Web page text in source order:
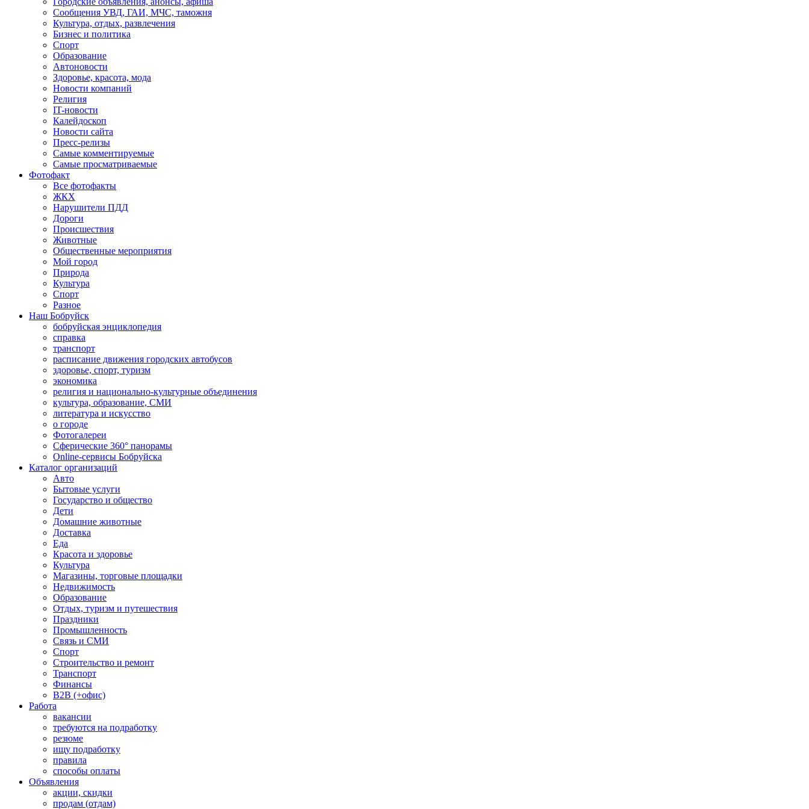
Сообщения УВД, ГАИ, МЧС, таможня
Культура, отдых, развлечения
Бизнес и политика
Спорт
Образование
Автоновости
Здоровье, красота, мода
Новости компаний
Религия
IT-новости
Калейдоскоп
Новости сайта
Пресс-релизы
Самые комментируемые
Самые просматриваемые
Фотофакт
Все фотофакты
ЖКХ
Нарушители ПДД
Дороги
Происшествия
Животные
Общественные мероприятия
Мой город
Природа
Культура
Спорт
Разное
Наш Бобруйск
бобруйская энциклопедия
справка
транспорт
расписание движения городских автобусов
здоровье, спорт, туризм
экономика
религия и национально-культурные объединения
культура, образование, СМИ
литература и искусство
о городе
Фотогалереи
Сферические 360° панорамы
Online-сервисы Бобруйска
Каталог организаций
Авто
Бытовые услуги
Государство и общество
Дети
Домашние животные
Доставка
Еда
Красота и здоровье
Культура
Магазины, торговые площадки
Недвижимость
Образование
Отдых, туризм и путешествия
Праздники
Промышленность
Связь и СМИ
Спорт
Строительство и ремонт
Транспорт
Финансы
B2B (+офис)
Работа
вакансии
требуются на подработку
резюме
ищу подработку
правила
способы оплаты
Объявления
акции, скидки
продам (отдам)